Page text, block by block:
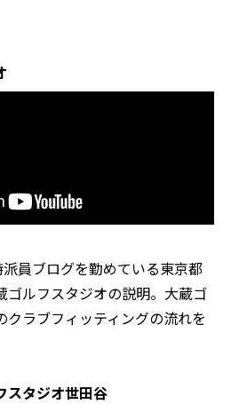
員ブログを勤めている東京都
ゴルフスタジオの説明。大蔵ゴ
クラブフィッティングの流れを
スタジオ世田谷